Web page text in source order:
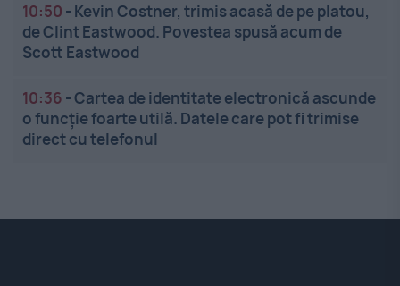
10:50 - Kevin Costner, trimis acasă de pe platou,
de Clint Eastwood. Povestea spusă acum de
Scott Eastwood
10:36 -Cartea de identitate electronică ascunde
o funcție foarte utilă. Datele care pot fi trimise
direct cu telefonul